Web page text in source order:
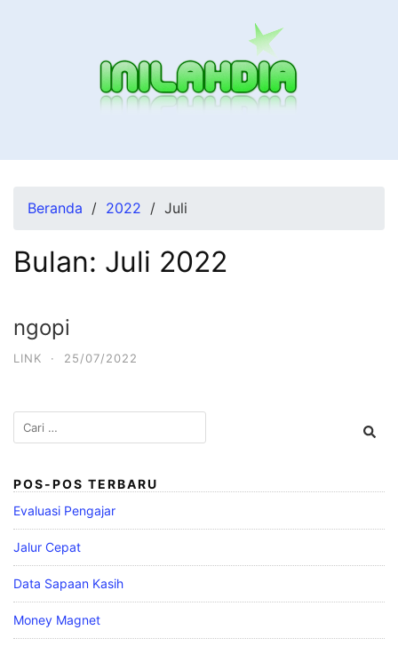
Beranda 2022 Juli
Bulan: Juli 2022
ngopi
LINK · 25/07/2022
Cari
untuk:
POS-POS TERBARU
Evaluasi Pengajar
Jalur Cepat
Data Sapaan Kasih
Money Magnet